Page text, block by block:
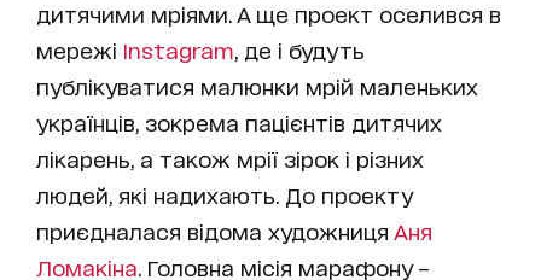
дитячими мріями. А ще проект оселився в
мережі Instagram , де і будуть
публікуватися малюнки мрій маленьких
українців, зокрема пацієнтів дитячих
лікарень, а також мрії зірок і різних
людей, які надихають. До проекту
приєдналася відома художниця Аня
Ломакіна . Головна місія марафону –